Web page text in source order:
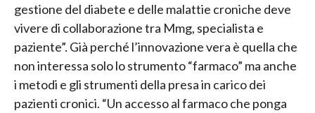
gestione del diabete e delle malattie croniche deve
vivere di collaborazione tra Mmg, specialista e
paziente”. Già perché l’innovazione vera è quella che
non interessa solo lo strumento “farmaco” ma anche
i metodi e gli strumenti della presa in carico dei
pazienti cronici. “Un accesso al farmaco che ponga